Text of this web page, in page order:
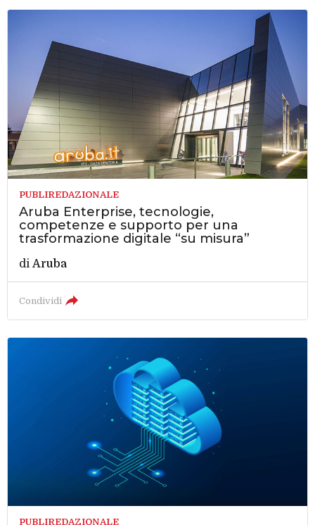
PUBLIREDAZIONALE
Aruba Enterprise, tecnologie,
competenze e supporto per una
trasformazione digitale “su misura”
di Aruba
Condividi
PUBLIREDAZIONALE